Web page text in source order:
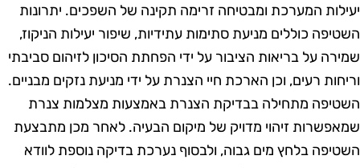
המערכת ומבטיחה זרימה תקינה של השפכים. יתרונות
כוללים מניעת סתימות עתידיות, שיפור יעילות הניקוז,
על בריאות הציבור על ידי הפחתת הסיכון לזיהום סביבתי
רעים, וכן הארכת חיי הצנרת על ידי מניעת נזקים מבניים.
מתחילה בבדיקת הצנרת באמצעות מצלמות צנרת
זיהוי מדויק של מיקום הבעיה. לאחר מכן מתבצעת
בלחץ מים גבוה, ולבסוף נערכת בדיקה נוספת לוודא